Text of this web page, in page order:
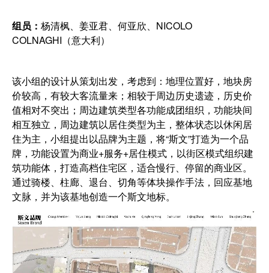
组员： 杨清枫、姜亚君、何亚欣、NICOLO
COLNAGHI（意大利）
该小组的设计从策划出发，考虑到：地理位置好，地块房
价较高，有较大客流量来；相较于周边历史遗迹，历史价
值相对不突出；周边建筑类型各功能成团组织，功能块间
相互独立，周边建筑以居住类型为主，整体状态以休闲居
住为主，小组提出以品牌为主题，将“斯文”打造为一个品
牌，功能设置为商业+服务+居住模式，以街区模式组织建
筑功能体，打造高档住宅区，适合慢行、停留的商业区。
通过骑楼、柱廊、退台、切角等体块操作手法，回应基地
文脉，并为该基地创造一个斯文地标。